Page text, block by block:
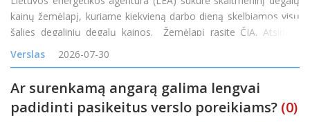
kainų žemėlapį, kuriame kiekvieną darbo dieną skelbiamos visų
šalies degalinių degalų kainos. Žemėlapį rasite ČIA. Atsidarę
žemėlapį gyventojai nuo šiol galės patys palyginti kainas
skirtingose degalinėse ir rasti pi
Verslas 2026-07-30
Ar surenkamą angarą galima lengvai
padidinti pasikeitus verslo poreikiams? (0)